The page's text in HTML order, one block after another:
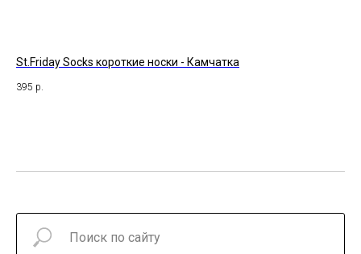
St.Friday Socks короткие носки - Камчатка
395 р.